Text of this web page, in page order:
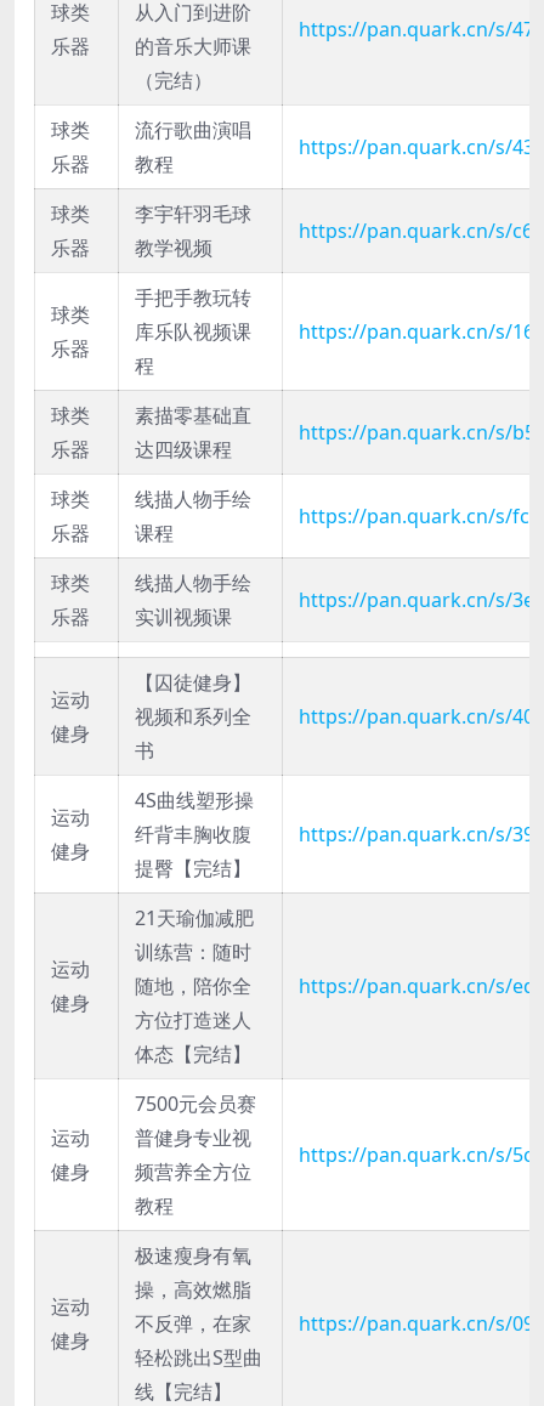
球类
乐器
从入门到进阶
的音乐大师课
（完结）
https://pan.quark.cn/s/
球类
乐器
流行歌曲演唱
教程
https://pan.quark.cn/s/
球类
乐器
李宇轩羽毛球
教学视频
https://pan.quark.cn/s/
球类
乐器
手把手教玩转
库乐队视频课
程
https://pan.quark.cn/s/
球类
乐器
素描零基础直
达四级课程
https://pan.quark.cn/s/
球类
乐器
线描人物手绘
课程
https://pan.quark.cn/s/
球类
乐器
线描人物手绘
实训视频课
https://pan.quark.cn/s/
运动
健身
【囚徒健身】
视频和系列全
书
https://pan.quark.cn/s/
运动
健身
4S曲线塑形操
纤背丰胸收腹
提臀【完结】
https://pan.quark.cn/s/
运动
健身
21天瑜伽减肥
训练营：随时
随地，陪你全
方位打造迷人
体态【完结】
https://pan.quark.cn/s/
运动
健身
7500元会员赛
普健身专业视
频营养全方位
教程
https://pan.quark.cn/s/
运动
健身
极速瘦身有氧
操，高效燃脂
不反弹，在家
轻松跳出S型曲
线【完结】
https://pan.quark.cn/s/